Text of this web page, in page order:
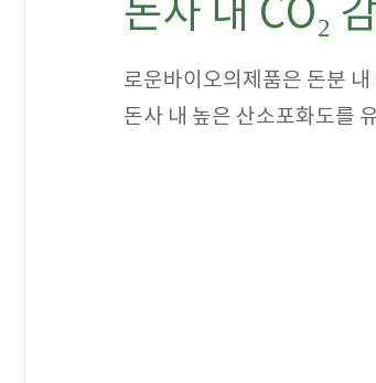
돈사 내 CO₂
로운바이오의제품은 돈분 내
돈사 내 높은 산소포화도를